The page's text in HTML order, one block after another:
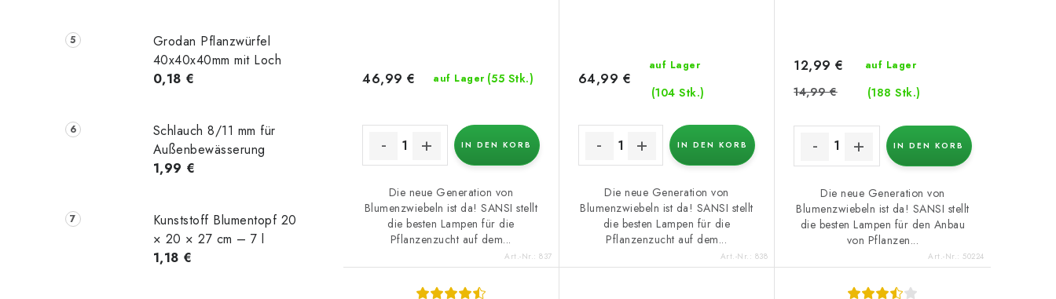
Grodan Pflanzwürfel
40x40x40mm mit Loch
0,18 €
Schlauch 8/11 mm für
Außenbewässerung
1,99 €
Kunststoff Blumentopf 20
× 20 × 27 cm – 7 l
1,18 €
auf Lager (55 Stk.)
46,99 €
IN DEN KORB
Die neue Generation von
Blumenzwiebeln ist da! SANSI stellt
die besten Lampen für die
Pflanzenzucht auf dem...
Art.-Nr.:837
auf Lager
(104 Stk.)
64,99 €
IN DEN KORB
Die neue Generation von
Blumenzwiebeln ist da! SANSI stellt
die besten Lampen für die
Pflanzenzucht auf dem...
Art.-Nr.: 838
auf Lager
(188 Stk.)
12,99 €
14,99 €
IN DEN KORB
Die neue Generation von
Blumenzwiebeln ist da! SANSI stellt
die besten Lampen für den Anbau
von Pflanzen...
Art.-Nr.:50224